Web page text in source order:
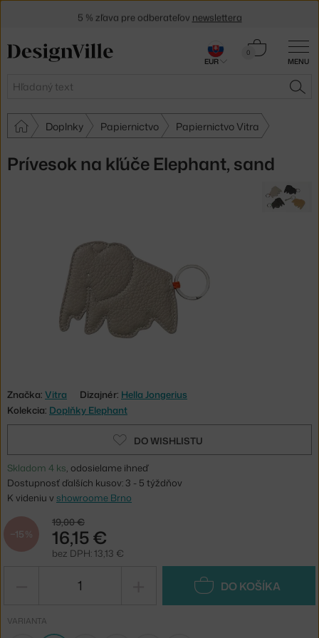
MENU
Hľadať
0
Košík
Doplnky Papiernictvo Papiernictvo Vitra
Prívesok na kľúče Elephant, sand
Značka: Vitra Dizajnér: Hella Jongerius
Kolekcia: Doplňky Elephant
DO WISHLISTU
Skladom 4 ks, odosielame ihneď
Dostupnosť ďalších kusov: 3 - 5 týždňov
K videniu v showroome Brno
−15 %
19,00 €
16,15 €
bez DPH: 13,13 €
DO KOŠÍKA
VARIANTA
5 % zľava pre odberateľov newslettera
30 dní na vrátenie tovaru
EUR